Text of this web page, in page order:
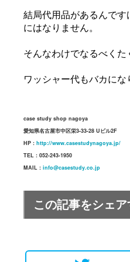
結局代用品があるんで
にはなりません。
そんなわけでなるべくた
ワッシャー代もバカにな
case study shop nagoya
愛知県名古屋市中区栄3-33-28 Uビル2F
HP : http://www.casestudynagoya.jp/
TEL : 052-243-1950
MAIL : info@casestudy.co.jp
この記事をシェア